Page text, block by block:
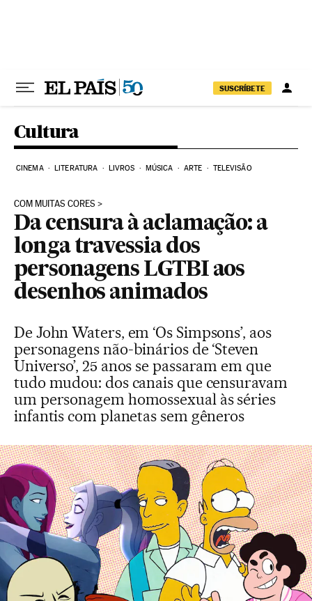
SUSCRÍBETE
Cultura
CINEMA LITERATURA LIVROS MÚSICA ARTE TELEVISÃO
COM MUITAS CORES
Da censura à aclamação: a
longa travessia dos
personagens LGTBI aos
desenhos animados
De John Waters, em ‘Os Simpsons’, aos
personagens não-binários de ‘Steven
Universo’, 25 anos se passaram em que
tudo mudou: dos canais que censuravam
um personagem homossexual às séries
infantis com planetas sem gêneros